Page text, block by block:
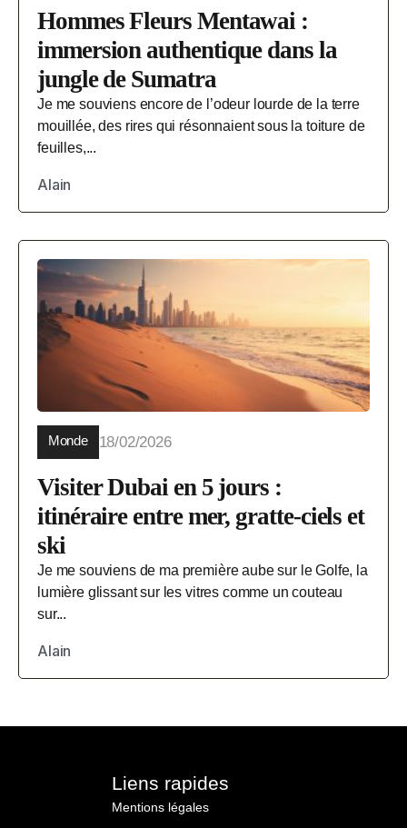
Hommes Fleurs Mentawai :
immersion authentique dans la
jungle de Sumatra
Je me souviens encore de l’odeur lourde de la terre
mouillée, des rires qui résonnaient sous la toiture de
feuilles,...
Alain
Monde 18/02/2026
Visiter Dubai en 5 jours :
itinéraire entre mer, gratte-ciels et
ski
Je me souviens de ma première aube sur le Golfe, la
lumière glissant sur les vitres comme un couteau
sur...
Alain
Liens rapides
Mentions légales